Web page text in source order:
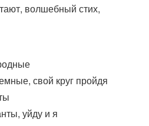
волшебный стих,
свой круг пройдя
уйду и я